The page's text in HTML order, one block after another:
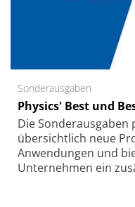
Sonderausgaben
Physics' Best und
Die
übersichtlich neue
Anwendungen und
Unternehmen ein